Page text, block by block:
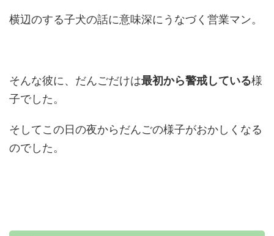
横辺のする子犬の話に意味深にうなづく営業マン。
そんな彼に、だんごだけは最初から警戒している様
子でした。
そしてこの日の夜からだんごの様子がおかしくなる
のでした。